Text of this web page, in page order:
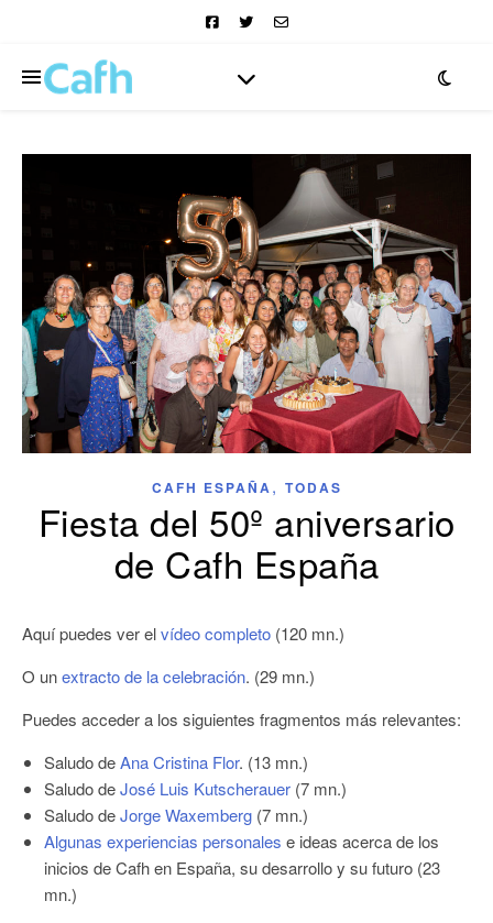
CAFH ESPAÑA, TODAS
Fiesta del 50º aniversario
de Cafh España
Aquí puedes ver elvídeo completo (120 mn.)
O unextracto de la celebración. (29 mn.)
Puedes acceder a los siguientes fragmentos más relevantes:
Saludo deAna Cristina Flor. (13 mn.)
Saludo deJosé Luis Kutscherauer (7 mn.)
Saludo deJorge Waxemberg (7 mn.)
Algunas experiencias personales e ideas acerca de los
inicios de Cafh en España, su desarrollo y su futuro (23
mn.)